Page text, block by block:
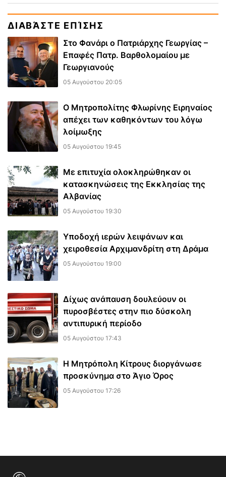
ΔΙΑΒΆΣΤΕ ΕΠΊΣΗΣ
Στο Φανάρι ο Πατριάρχης Γεωργίας –
Επαφές Πατρ. Βαρθολομαίου με
Γεωργιανούς
05 Αυγούστου 20:05
Ο Μητροπολίτης Φλωρίνης Ειρηναίος
απέχει των καθηκόντων του λόγω
λοίμωξης
05 Αυγούστου 19:45
Με επιτυχία ολοκληρώθηκαν οι
κατασκηνώσεις της Εκκλησίας της
Αλβανίας
05 Αυγούστου 19:30
Υποδοχή ιερών λειψάνων και
χειροθεσία Αρχιμανδρίτη στη Δράμα
05 Αυγούστου 19:00
Δίχως ανάπαυση δουλεύουν οι
πυροσβέστες στην πιο δύσκολη
αντιπυρική περίοδο
05 Αυγούστου 17:43
Η Μητρόπολη Κίτρους διοργάνωσε
προσκύνημα στο Άγιο Όρος
05 Αυγούστου 17:26